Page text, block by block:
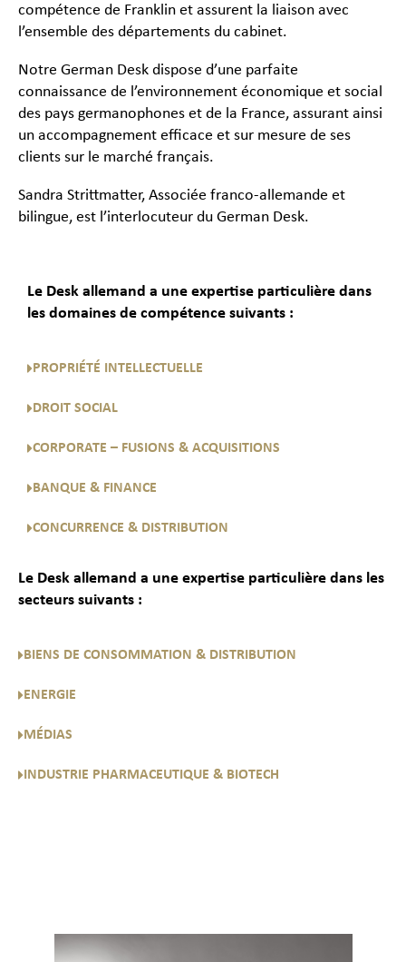
compétence de Franklin et assurent la liaison avec
l’ensemble des départements du cabinet.
Notre German Desk dispose d’une parfaite
connaissance de l’environnement économique et social
des pays germanophones et de la France, assurant ainsi
un accompagnement efficace et sur mesure de ses
clients sur le marché français.
Sandra Strittmatter, Associée franco-allemande et
bilingue, est l’interlocuteur du German Desk.
Le Desk allemand a une expertise particulière dans
les domaines de compétence suivants :
PROPRIÉTÉ INTELLECTUELLE
DROIT SOCIAL
CORPORATE – FUSIONS & ACQUISITIONS
BANQUE & FINANCE
CONCURRENCE & DISTRIBUTION
Le Desk allemand a une expertise particulière dans les
secteurs suivants :
BIENS DE CONSOMMATION & DISTRIBUTION
ENERGIE
MÉDIAS
INDUSTRIE PHARMACEUTIQUE & BIOTECH